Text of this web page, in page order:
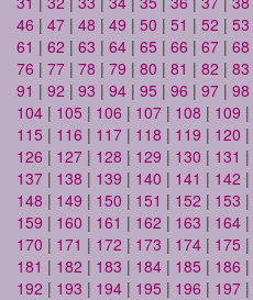
46 | 47 | 48 | 49 | 50 | 51 | 52 | 53
61 | 62 | 63 | 64 | 65 | 66 | 67 | 68
76 | 77 | 78 | 79 | 80 | 81 | 82 | 83
91 | 92 | 93 | 94 | 95 | 96 | 97 | 98
104 | 105 | 106 | 107 | 108 | 109 |
115 | 116 | 117 | 118 | 119 | 120 |
126 | 127 | 128 | 129 | 130 | 131 |
137 | 138 | 139 | 140 | 141 | 142 |
148 | 149 | 150 | 151 | 152 | 153 |
159 | 160 | 161 | 162 | 163 | 164 |
170 | 171 | 172 | 173 | 174 | 175 |
181 | 182 | 183 | 184 | 185 | 186 |
192 | 193 | 194 | 195 | 196 | 197 |